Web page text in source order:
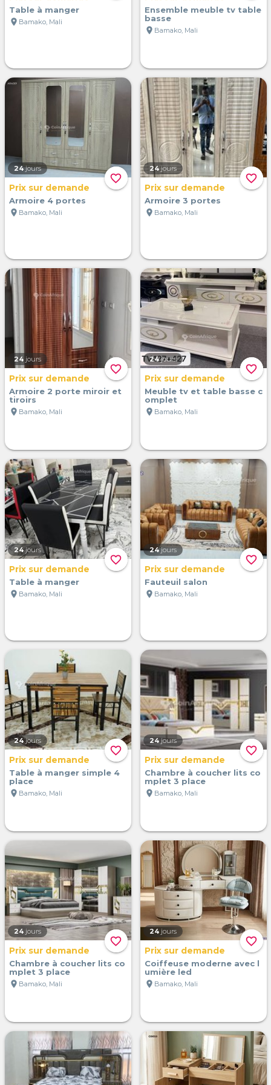
Table à manger
location_on Bamako, Mali
Ensemble meuble tv table
basse
location_on Bamako, Mali
favorite_border
24 jours
Prix sur demande
Armoire 4 portes
location_on Bamako, Mali
favorite_border
24 jours
Prix sur demande
Armoire 3 portes
location_on Bamako, Mali
favorite_border
24 jours
Prix sur demande
Armoire 2 porte miroir et
tiroirs
location_on Bamako, Mali
favorite_border
24 jours
Prix sur demande
Meuble tv et table basse c
omplet
location_on Bamako, Mali
favorite_border
24 jours
Prix sur demande
Table à manger
location_on Bamako, Mali
favorite_border
24 jours
Prix sur demande
Fauteuil salon
location_on Bamako, Mali
favorite_border
24 jours
Prix sur demande
Table à manger simple 4
place
location_on Bamako, Mali
favorite_border
24 jours
Prix sur demande
Chambre à coucher lits co
mplet 3 place
location_on Bamako, Mali
favorite_border
24 jours
Prix sur demande
Chambre à coucher lits co
mplet 3 place
location_on Bamako, Mali
favorite_border
24 jours
Prix sur demande
Coiffeuse moderne avec l
umière led
location_on Bamako, Mali